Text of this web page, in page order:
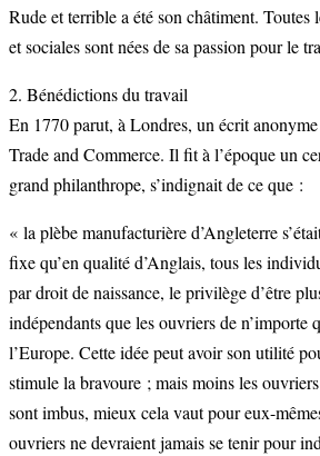
Rude et terrible a été son châtiment. Toutes
et sociales sont nées de sa passion pour le
2. Bénédictions du travail
En 1770 parut, à Londres, un écrit
Trade and Commerce. Il fit à l’époque un
grand philanthrope, s’indignait de ce que :
« la plèbe manufacturière d’Angleterre
fixe qu’en qualité d’Anglais, tous les
par droit de naissance, le privilège d’être
indépendants que les ouvriers de n’importe
l’Europe. Cette idée peut avoir son utilité
stimule la bravoure ; mais moins les
sont imbus, mieux cela vaut pour eux-
ouvriers ne devraient jamais se tenir pour